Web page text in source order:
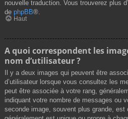
nouvelle traduction. Vous trouverez plus
de phpBB®.
Haut
A quoi correspondent les
nom d’utilisateur ?
Il y a deux images qui peuvent être
d’utilisateur lorsque vous consultez les
peut être associée à votre rang,
indiquant votre nombre de messages ou
seconde image, souvent plus grande, est